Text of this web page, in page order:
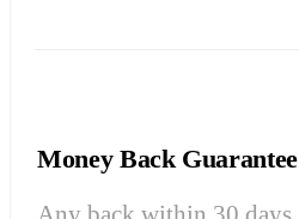
Money Back Guarantee